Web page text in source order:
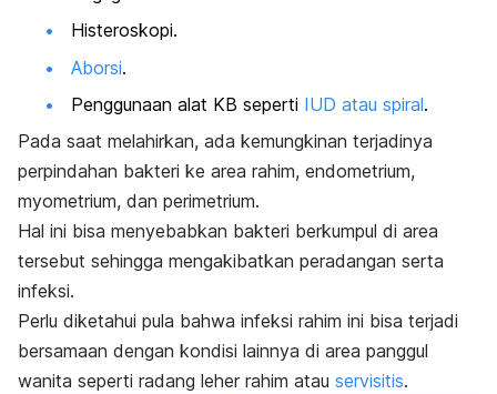
Histeroskopi.
Aborsi.
Penggunaan alat KB seperti IUD atau spiral.
Pada saat melahirkan, ada kemungkinan terjadinya
perpindahan bakteri ke area rahim, endometrium,
myometrium, dan perimetrium.
Hal ini bisa menyebabkan bakteri berkumpul di area
tersebut sehingga mengakibatkan peradangan serta
infeksi.
Perlu diketahui pula bahwa infeksi rahim ini bisa terjadi
bersamaan dengan kondisi lainnya di area panggul
wanita seperti radang leher rahim atau servisitis.